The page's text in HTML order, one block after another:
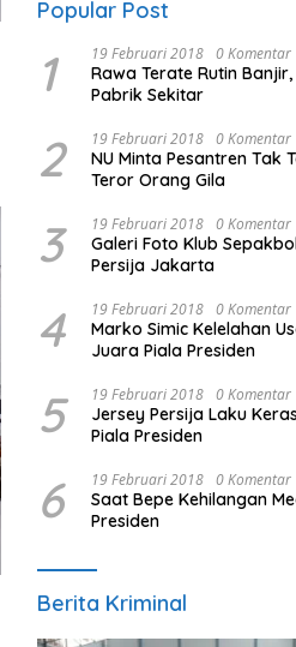
Popular Post
1 19 Februari 2018 0 Komentar
Rawa Terate Rutin
Pabrik Sekitar
2 19 Februari 2018 0 Komentar
NU Minta Pesantren Tak
Teror Orang Gila
3 19 Februari 2018 0 Komentar
Galeri Foto Klub
Persija Jakarta
4 19 Februari 2018 0 Komentar
Marko Simic Kelelahan
Juara Piala Presiden
5 19 Februari 2018 0 Komentar
Jersey Persija Laku
Piala Presiden
6 19 Februari 2018 0 Komentar
Saat Bepe Kehilangan
Presiden
Berita Kriminal